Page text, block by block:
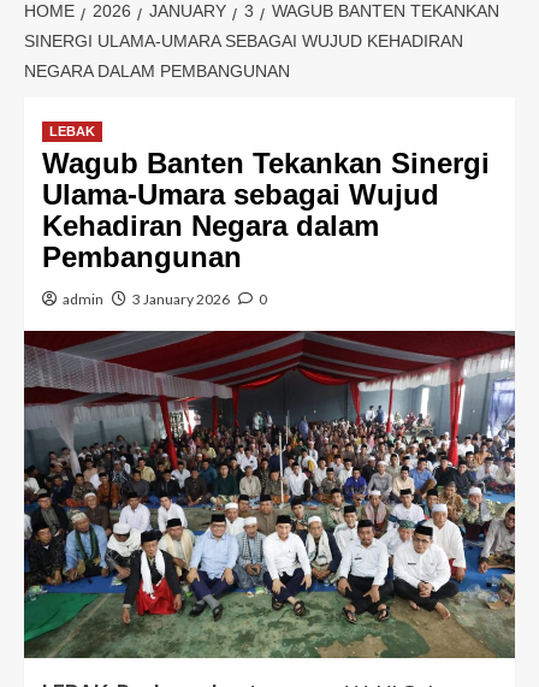
HOME 2026 JANUARY 3
WAGUB BANTEN TEKANKAN
SINERGI ULAMA-UMARA SEBAGAI WUJUD KEHADIRAN
NEGARA DALAM PEMBANGUNAN
LEBAK
Wagub Banten Tekankan Sinergi
Ulama-Umara sebagai Wujud
Kehadiran Negara dalam
Pembangunan
admin 3 January 2026 0